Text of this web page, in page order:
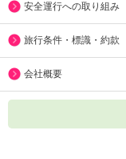
安全運行への取り組み
旅行条件・標識・約款
会社概要